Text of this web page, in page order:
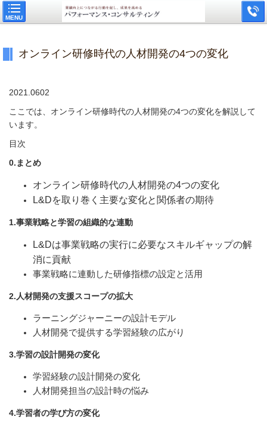
MENU
オンライン研修時代の人材開発の4つの変化
2021.0602
ここでは、オンライン研修時代の人材開発の4つの変化を解説して
います。
目次
0.まとめ
オンライン研修時代の人材開発の4つの変化
L&Dを取り巻く主要な変化と関係者の期待
1.事業戦略と学習の組織的な連動
L&Dは事業戦略の実行に必要なスキルギャップの解
消に貢献
事業戦略に連動した研修指標の設定と活用
2.人材開発の支援スコープの拡大
ラーニングジャーニーの設計モデル
人材開発で提供する学習経験の広がり
3.学習の設計開発の変化
学習経験の設計開発の変化
人材開発担当の設計時の悩み
4.学習者の学び方の変化